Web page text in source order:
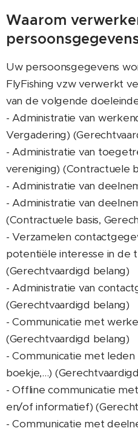
Waarom
Uw persoonsgegevens
FlyFishing vzw verwerkt
van de volgende
- Administratie van
Vergadering)
- Administratie van
vereniging) (Contractuele
- Administratie van
- Administratie van
(Contractuele basis,
- Verzamelen
potentiële interesse in de
(Gerechtvaardigd belang)
- Administratie van
(Gerechtvaardigd belang)
- Communicatie met
(Gerechtvaardigd belang)
- Communicatie met leden
boekje,...)
- Offline communicatie
en/of informatief)
- Communicatie met